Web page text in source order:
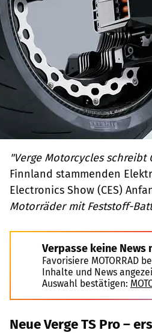
"Verge Motorcycles schreibt
Finnland stammenden
Electronics Show (CES)
Motorräder mit Feststoff-
Verpasse keine News
Favorisiere MOTORRAD
Inhalte und News
Auswahl bestätigen:
Neue Verge TS Pro –